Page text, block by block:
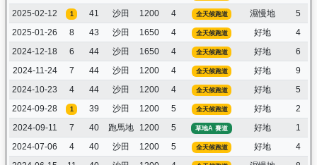
2025-02-12
1 41 沙田 1200 4 全天候跑道 濕慢地 5
2025-01-26
8 43 沙田 1650 4 全天候跑道 好地 4
2024-12-18
6 44 沙田 1650 4 全天候跑道 好地 6
2024-11-24
7 44 沙田 1200 4 全天候跑道 好地 9
2024-10-23
4 44 沙田 1200 4 全天候跑道 好地 5
2024-09-28
1 39 沙田 1200 5 全天候跑道 好地 2
2024-09-11
7 40 跑馬地 1200 5 草地A 賽道 好地 1
2024-07-06
4 40 沙田 1200 5 全天候跑道 好地 4